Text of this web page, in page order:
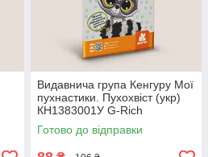
Видавнича група Кенгуру Мої
пухнастики. Пухохвіст (укр)
КН1383001У G-Rich
Готово до відправки